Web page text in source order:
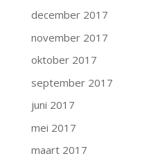
december 2017
november 2017
oktober 2017
september 2017
juni 2017
mei 2017
maart 2017